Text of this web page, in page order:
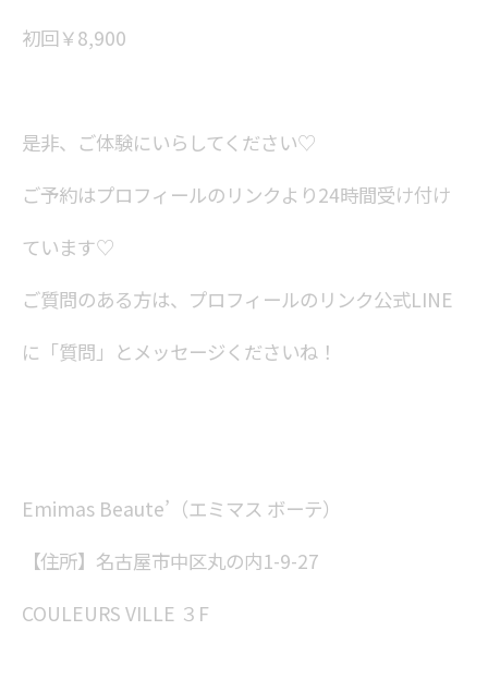
初回￥8,900
是非、ご体験にいらしてください♡
ご予約はプロフィールのリンクより24時間受け付け
ています♡
ご質問のある方は、プロフィールのリンク公式LINE
に「質問」とメッセージくださいね！
Emimas Beaute’（エミマス ボーテ）
【住所】名古屋市中区丸の内1-9-27
COULEURS VILLE ３F